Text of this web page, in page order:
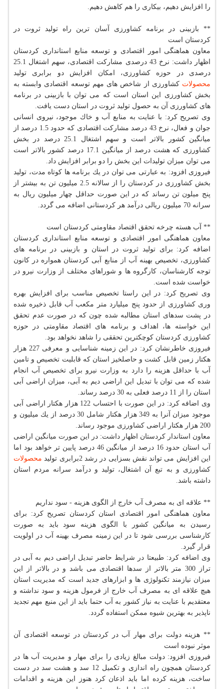
را افزایش دهیم، بیكاری را هم كاهش دهیم.
** بازبینی در برنامه كشاورزی آسان ترین راه تولید ثروت در
كردستان است
معاون هماهنگی امور اقتصادی و توسعه منابع استانداری كردستان
اظهار داشت: نرخ 43 درصدی مشاركت اقتصادی، سهم اشتغال 25.1
درصدی در حوزه كشاورزی، امكان افزایش دو برابری تولید
محصولات كشاورزی از شاخص های مهم توسعه اقتصادی وابسته به
بخش كشاورزی این استان است كه می توان با بازبینی در برنامه
های كشاورزی آن به حصول تولید ثروت در استان دست یافت.
وی تصریح كرد: با عنایت به منابع آب و خاك موجود، نیروی انسانی
جوان و فعال، نرخ 43 درصد مشاركت اقتصادی كه حدود 1.5 درصد از
میانگین كشور بالاتر است و سهم اشتغال 25.1 درصد در بخش
كشاورزی كه هشت درصد از میانگین 17.1 درصد كشور بالاتر است
می توان میزان تولیدات این بخش را دو برابر افزایش داد.
فیروزی افزود: به عبارتی می توان در یك برنامه ها كوتاه مدت، تولید
بخش كشاورزی در كردستان را از سالانه 2.5 میلیون تن به بیشتر از
پنج میلون تن رساند كه در این صورت حداقل چهار میلیون ریال به
سرانه 70 میلیون ریالی درآمد هر كردستانی اضافه می گردد.
** آب هسته چرخه تحقق اقتصاد مقاومتی كردستان است
معاون هماهنگی امور اقتصادی و توسعه منابع استانداری كردستان
اضافه كرد: برای تولید ثروت در استان و بازبینی در برنامه های
كشاورزی، تخصیص بهینه آب از منابع آبی كردستان همواره در كانون
توجه كارشناسان، كارگروه ها و شوراهای مختلف از وزارت نیرو در
خواست شده است.
وی تصریح كرد: در این راستا تخصیص مناسب برای افزایش بهره
وری كشاورزی از حدود پنج میلیارد متر مكعب آب قابل ذخیره شده
در پشت سدهای استان مطالبه شده چون كه در صورت عدم تحقق
این خواسته ها، اهداف و برنامه های اقتصاد مقاومتی در حوزه
كشاورزی كردستان كوچكترین تحققی را شاهد نخواهد بود.
فیروزی خاطرنشان كرد: در این زمینه شناسایی و معرفی 227 هزار
هكتار زمین قابل كشت و حاصلخیز استان كه قابلیت تخصیص و تامین
آب با حداقل هزینه را دارد به وزارت نیرو برای تخصیص آب انجام
شده كه می توان با تبدیل این اراضی دیم به آبی، میزان اراضی آبی
استان را از 11 درصد فعلی به 30 درصد رساند.
وی اضافه كرد: در این صورت با احتساب 122 هزار هكتار اراضی آبی
موجود میزان آنرا به 349 هزار هكتار شامل 30 درصد از یك میلیون و
200 هزار هكتار اراضی كشاورزی موجود رساند.
معاون استاندار كردستان اظهار داشت: در این صورت میانگین اراضی
آب استان حدود 16 درصد از میانگین 46 درصد پایین تر خواهد بود اما
این افزایش می تواند نقش بسزایی در رشد 2برابری تولید
محصولات
كشاورزی و به تبع آن اشتغال، تولید و درآمد سرانه مردم استان
داشته باشد.
** علاقه ای به مصرف آب خارج از الگوی هزینه - سود نداریم
معاون هماهنگی امور اقتصادی استان كردستان تصریح كرد: برای
رسیدن به میانگین كشور با الگوی هزینه سود باید به صورت
كارشناسی بررسی شود تا در این زمینه مصرف بهینه آب در اولویت
قرار گیرد.
وی اضافه كرد: طبیعتا در شرایط حاضر تبدیل اراضی دیم به آبی در
تراز 300 متر بالاتر از سدها اقتصادی می باشد و در بالاتر از این
میزان نیازمند تكنولوژی ها و ابزارهای جدید است كه مدیریت استان
هیچ علاقه ای به مصرف آب خارج از فرمول هزینه و سود نداشته و
معتقدیم با عنایت به نیاز كشور به آب حتما باید از این منبع مهم تجدید
ناپذیر به بهترین شیوه ممكن استفاده گردد.
** هزینه دولت برای مهار آب در كردستان در توسعه اقتصادی آن
موثر نبوده است
فیروزی افزود: دولت مبالغ زیادی را برای مهار و مدیریت آب ها در
كردستان همچون راه اندازی و تكمیل 12 سد و هشت سد در دست
ساخت، هزینه كرده اما باید اذعان كرد هنوز این هزینه و اقدامات